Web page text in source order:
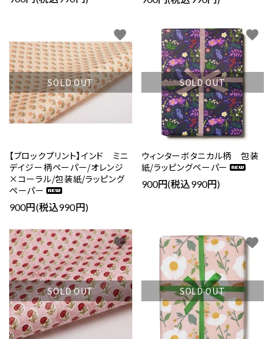
SOLD OUT
【ブロックプリント】インド ミニ
デイジー柄ペーパー/オレンジ
×コーラル/包装紙/ラッピング
ペーパー
900円(税込990円)
favorite
SOLD OUT
ウィンターボタニカル柄 包装
紙/ラッピングペーパー
900円(税込990円)
favorite
SOLD OUT
favorite
SOLD OUT
favorite